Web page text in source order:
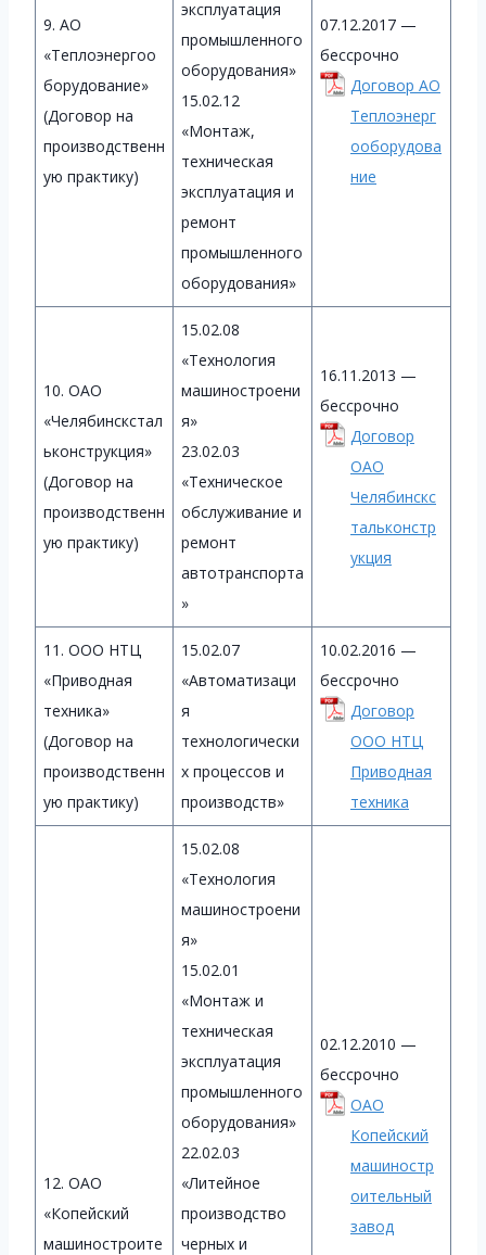
9. АО
«Теплоэнергоо
борудование»
(Договор на
производственн
ую практику)
эксплуатация
промышленного
оборудования»
15.02.12
«Монтаж,
техническая
эксплуатация и
ремонт
промышленного
оборудования»
07.12.2017 —
бессрочно
Договор АО
Теплоэнерг
ооборудова
ние
10. ОАО
«Челябинскстал
ьконструкция»
(Договор на
производственн
ую практику)
15.02.08
«Технология
машиностроени
я»
23.02.03
«Техническое
обслуживание и
ремонт
автотранспорта
»
16.11.2013 —
бессрочно
Договор
ОАО
Челябинскс
тальконстр
укция
11. ООО НТЦ
«Приводная
техника»
(Договор на
производственн
ую практику)
15.02.07
«Автоматизаци
я
технологически
х процессов и
производств»
10.02.2016 —
бессрочно
Договор
ООО НТЦ
Приводная
техника
12. ОАО
«Копейский
машиностроите
15.02.08
«Технология
машиностроени
я»
15.02.01
«Монтаж и
техническая
эксплуатация
промышленного
оборудования»
22.02.03
«Литейное
производство
черных и
02.12.2010 —
бессрочно
ОАО
Копейский
машиностр
оительный
завод